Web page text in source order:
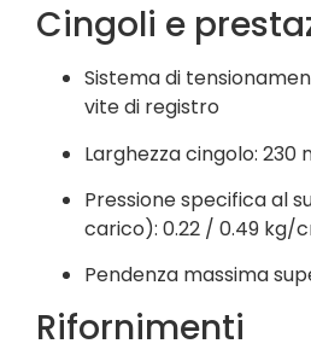
Cingoli e
Sistema di
vite di registro
Larghezza cingolo: 230
Pressione specifica al
carico): 0.22 / 0.49 kg/
Pendenza massima
Rifornimenti